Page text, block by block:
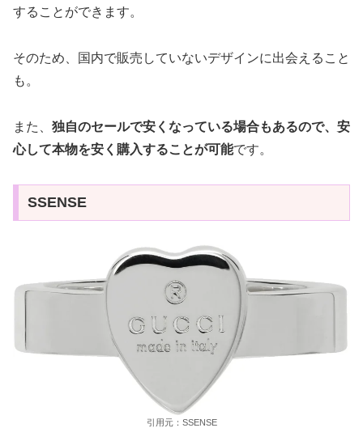
することができます。
そのため、国内で販売していないデザインに出会えること
も。
また、 独自のセールで安くなっている場合もあるので、安
心して本物を安く購入することが可能です。
SSENSE
引用元：SSENSE